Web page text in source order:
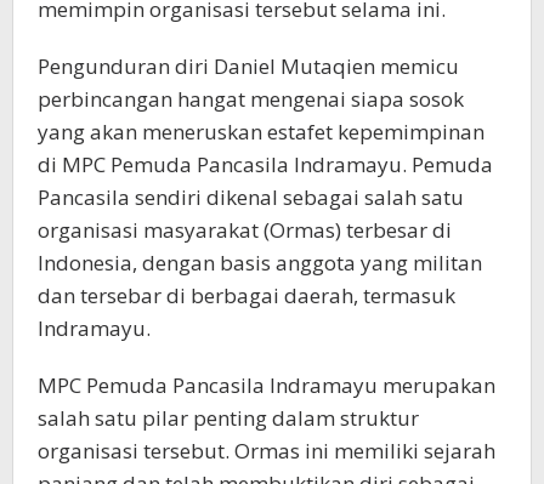
memimpin organisasi tersebut selama ini.
Pengunduran diri Daniel Mutaqien memicu
perbincangan hangat mengenai siapa sosok
yang akan meneruskan estafet kepemimpinan
di MPC Pemuda Pancasila Indramayu. Pemuda
Pancasila sendiri dikenal sebagai salah satu
organisasi masyarakat (Ormas) terbesar di
Indonesia, dengan basis anggota yang militan
dan tersebar di berbagai daerah, termasuk
Indramayu.
MPC Pemuda Pancasila Indramayu merupakan
salah satu pilar penting dalam struktur
organisasi tersebut. Ormas ini memiliki sejarah